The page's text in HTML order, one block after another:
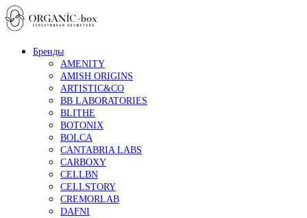
Бренды
AMENITY
AMISH ORIGINS
ARTISTIC&CO
BB LABORATORIES
BLITHE
BOTONIX
BOLCA
CANTABRIA LABS
CARBOXY
CELLBN
CELLSTORY
CREMORLAB
DAFNI